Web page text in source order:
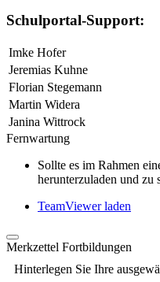
Schulportal-Support:
Imke Hofer
Jeremias Kuhne
Florian Stegemann
Martin Widera
Janina Wittrock
Fernwartung
Sollte es im Rahmen
herunterzuladen und zu
TeamViewer laden
Merkzettel Fortbildungen
Hinterlegen Sie Ihre